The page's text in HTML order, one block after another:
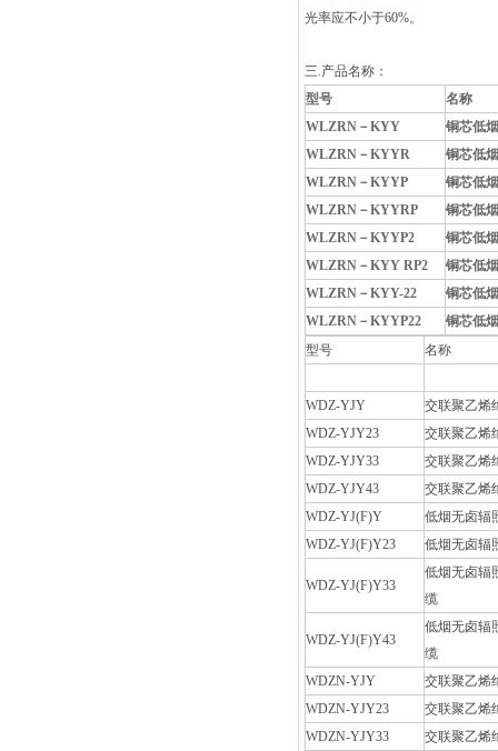
光率应不小于60%。
三.产品名称：
型号
名称
WLZRN －KYY
铜芯低
WLZRN －KYYR
铜芯低
WLZRN －KYYP
铜芯低
WLZRN －KYYRP
铜芯低
WLZRN －KYYP2
铜芯低
WLZRN －KYY RP2
铜芯低
WLZRN －KYY-22
铜芯低
WLZRN －KYYP22
铜芯低
型号
名称
WDZ-YJY
交联聚乙烯
WDZ-YJY23
交联聚乙烯
WDZ-YJY33
交联聚乙烯
WDZ-YJY43
交联聚乙烯
WDZ-YJ(F)Y
低烟无卤辐
WDZ-YJ(F)Y23
低烟无卤辐
WDZ-YJ(F)Y33
低烟无卤辐
缆
WDZ-YJ(F)Y43
低烟无卤辐
缆
WDZN-YJY
交联聚乙烯
WDZN-YJY23
交联聚乙烯
WDZN-YJY33
交联聚乙烯